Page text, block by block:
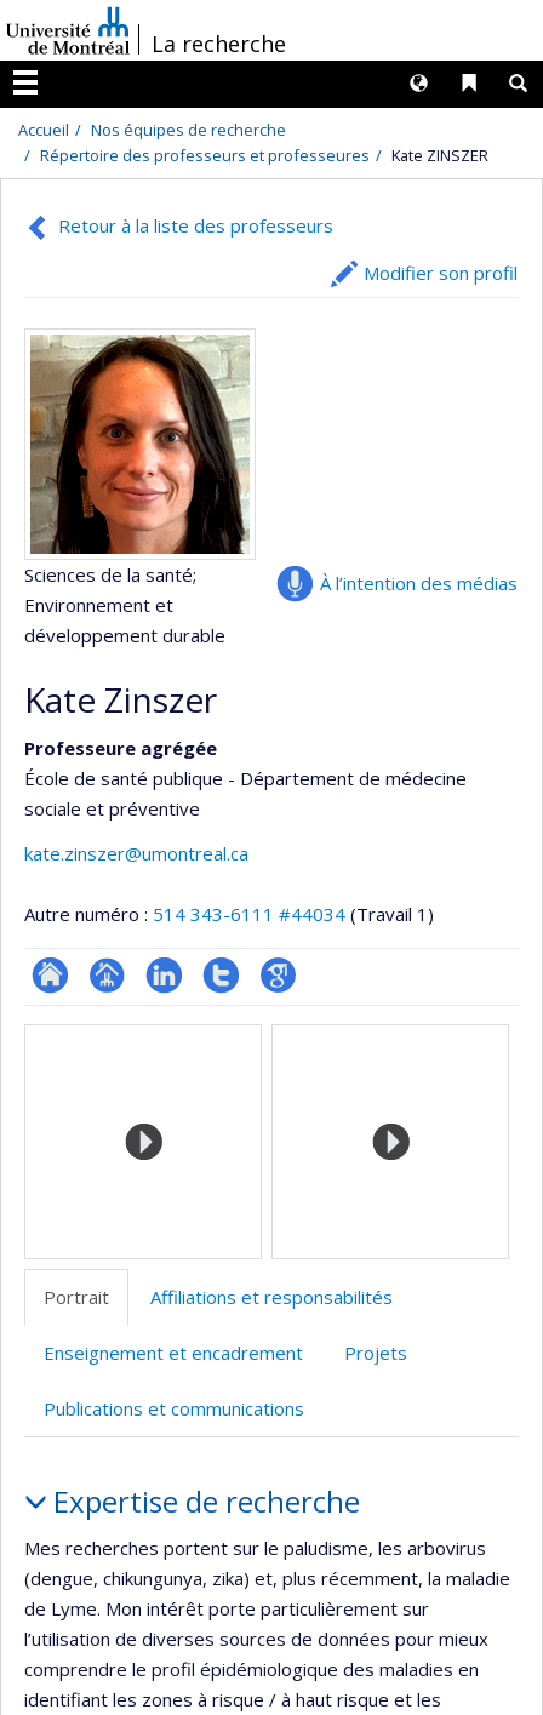
au
contenu
/La recherche
Menu
Liens
Langues
Accueil
Nos équipes de recherche
Répertoire des professeurs et professeures
Kate ZINSZER
Retour à la liste des professeurs
Modifier son profil
À l’intention des médias
Sciences de la santé;
Environnement et
développement durable
Kate Zinszer
Professeure agrégée
École de santé publique - Département de médecine
sociale et préventive
kate.zinszer@umontreal.ca
Autre numéro : 514 343-6111 #44034 (Travail 1)
ResearchGate
Page LinkedInCompteGoogle
Médias
Portrait Affiliations et responsabilités
Enseignement et encadrement Projets
Publications et communications
Expertise de recherche
Mes recherches portent sur le paludisme, les arbovirus
(dengue, chikungunya, zika) et, plus récemment, la maladie
de Lyme. Mon intérêt porte particulièrement sur
l’utilisation de diverses sources de données pour mieux
comprendre le profil épidémiologique des maladies en
identifiant les zones à risque / à haut risque et les